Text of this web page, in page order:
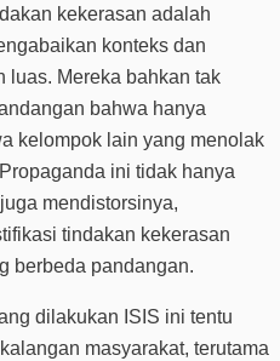
kekerasan adalah
konteks dan
luas. Mereka bahkan tak
bahwa hanya
kelompok lain yang menolak
ini tidak hanya
mendistorsinya,
tindakan kekerasan
berbeda pandangan​.
dilakukan ISIS ini tentu
masyarakat, terutama